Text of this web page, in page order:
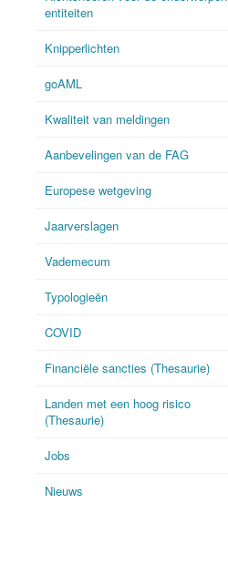
entiteiten
Knipperlichten
goAML
Kwaliteit van meldingen
Aanbevelingen van de FAG
Europese wetgeving
Jaarverslagen
Vademecum
Typologieën
COVID
Financiële sancties (Thesaurie)
Landen met een hoog risico
(Thesaurie)
Jobs
Nieuws